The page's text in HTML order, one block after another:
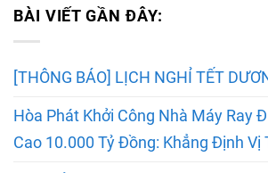
BÀI VIẾT GẦN ĐÂY:
[THÔNG BÁO] LỊCH NGHỈ TẾT
Hòa Phát Khởi Công Nhà Máy Ray
Cao 10.000 Tỷ Đồng: Khẳng Định Vị